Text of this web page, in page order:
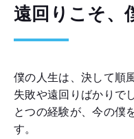
遠回りこそ、
僕の人生は、決して順
失敗や遠回りばかりで
とつの経験が、今の僕
す。